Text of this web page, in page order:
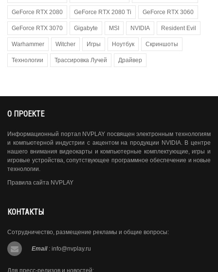
GeForce RTX 2080 GeForce RTX 2080 Ti GeForce RTX 3060
GeForce RTX 3070 Gigabyte MSI NVIDIA Resident Evil
Warhammer Witcher Игры Ноутбук Скриншоты
Технологии Трассировка Лучей Драйвер
О ПРОЕКТЕ
Информационный портал NVPLAY посвящен электронным технологиям
и компьютерной индустрии с акцентом на продукции NVIDIA. В центре
нашего внимания видеокарты и компьютерные комплектующие, игры и
игровые устройства, сопутствующее программное обеспечение и новые
технологии.
Правила сайта NVPLAY
КОНТАКТЫ
Сотрудничество, размещение рекламы и общие вопросы:
Email : info@nvplay.ru
Для пресс-релизов и новостей: